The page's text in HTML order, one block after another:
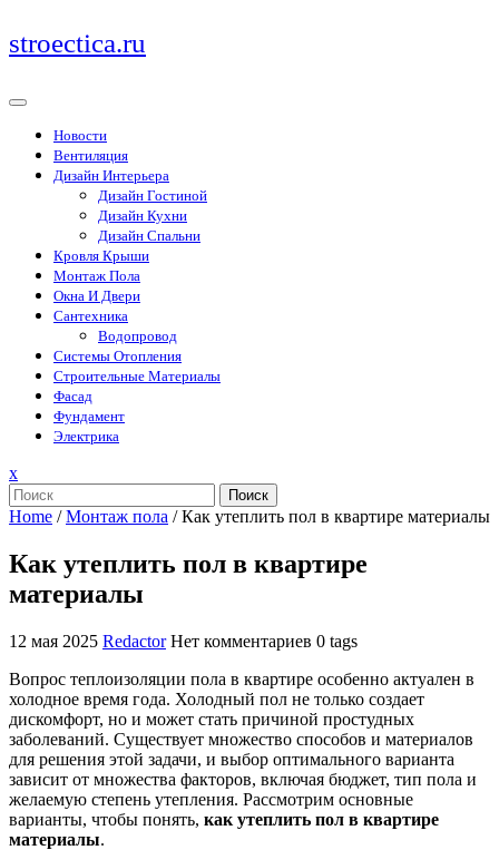
Перейти
к
stroectica.ru
Новости
Вентиляция
Дизайн Интерьера
Дизайн Гостиной
Дизайн Кухни
Дизайн Спальни
Кровля Крыши
Монтаж Пола
Окна И Двери
Сантехника
Водопровод
Системы Отопления
Строительные Материалы
Фасад
Фундамент
Электрика
xЗакрыть
меню
Поиск
Home /Монтаж пола /Как утеплить пол в квартире материалы
Как утеплить пол в квартире
материалы
12 мая 2025 Redactor Нет комментариев 0 tags
Вопрос теплоизоляции пола в квартире особенно актуален в
холодное время года. Холодный пол не только создает
дискомфорт, но и может стать причиной простудных
заболеваний. Существует множество способов и материалов
для решения этой задачи, и выбор оптимального варианта
зависит от множества факторов, включая бюджет, тип пола и
желаемую степень утепления. Рассмотрим основные
варианты, чтобы понять, как утеплить пол в квартире
материалы.